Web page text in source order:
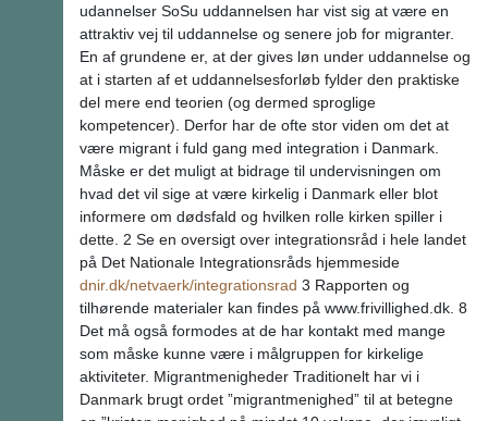
udannelser SoSu uddannelsen har vist sig at være en
attraktiv vej til uddannelse og senere job for migranter.
En af grundene er, at der gives løn under uddannelse og
at i starten af et uddannelsesforløb fylder den praktiske
del mere end teorien (og dermed sproglige
kompetencer). Derfor har de ofte stor viden om det at
være migrant i fuld gang med integration i Danmark.
Måske er det muligt at bidrage til undervisningen om
hvad det vil sige at være kirkelig i Danmark eller blot
informere om dødsfald og hvilken rolle kirken spiller i
dette. 2 Se en oversigt over integrationsråd i hele landet
på Det Nationale Integrationsråds hjemmeside
dnir.dk/netvaerk/integrationsrad 3 Rapporten og
tilhørende materialer kan findes på www.frivillighed.dk. 8
Det må også formodes at de har kontakt med mange
som måske kunne være i målgruppen for kirkelige
aktiviteter. Migrantmenigheder Traditionelt har vi i
Danmark brugt ordet ”migrantmenighed” til at betegne